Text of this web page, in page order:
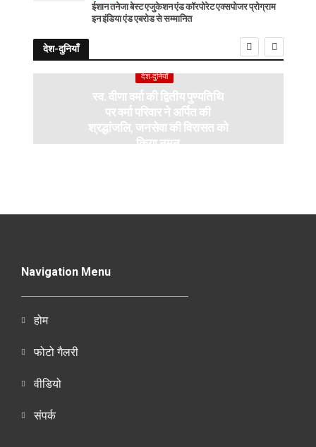
ईशान तनेजा बेस्ट एजुकेशन एंड कॉरपोरेट एक्सपोजर प्रोग्राम
इन इंडिया एंड एबरोड से सम्मानित
देश-दुनियाँ
देश-दुनियाँ
स्व. वीणा वर्मा की द्वितीय पुण्यतिथि
पर वर्मा परिवार ने अर्पित की
श्रद्धांजलि, जनसेवा की विरासत को
किया नमन
Navigation Menu
होम
फोटो गैलरी
वीडियो
संपर्क